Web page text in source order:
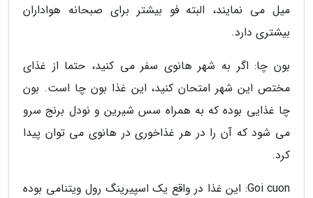
میل می نمایند، البته فو بیشتر برای صبحانه هواداران
بیشتری دارد.
بون چا: اگر به شهر هانوی سفر می کنید، حتما از غذای
مختص این شهر امتحان کنید، این غذا بون چا است. بون
چا غذایی بوده که به همراه سس شیرین و نودل برنج سرو
می شود که آن را در هر غذاخوری در هانوی می توان پیدا
کرد.
Goi cuon: این غذا در واقع یک اسپیرینگ رول ویتنامی بوده